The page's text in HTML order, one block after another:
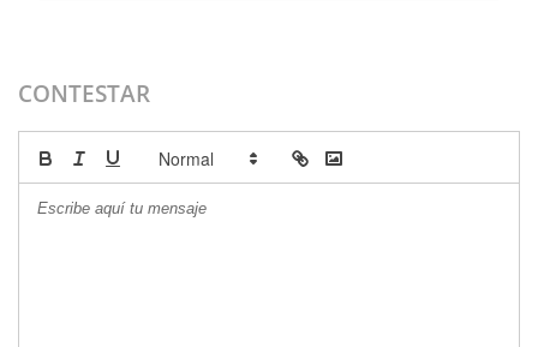
CONTESTAR